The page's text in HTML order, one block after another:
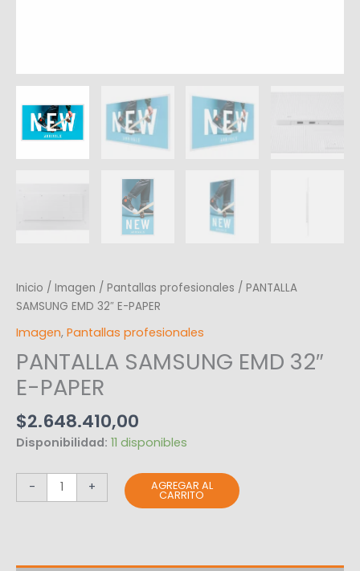
Inicio / Imagen / Pantallas profesionales / PANTALLA
SAMSUNG EMD 32″ E-PAPER
Imagen, Pantallas profesionales
PANTALLA SAMSUNG EMD 32″
E-PAPER
$2.648.410,00
Disponibilidad: 11 disponibles
- + AGREGAR AL
CARRITO